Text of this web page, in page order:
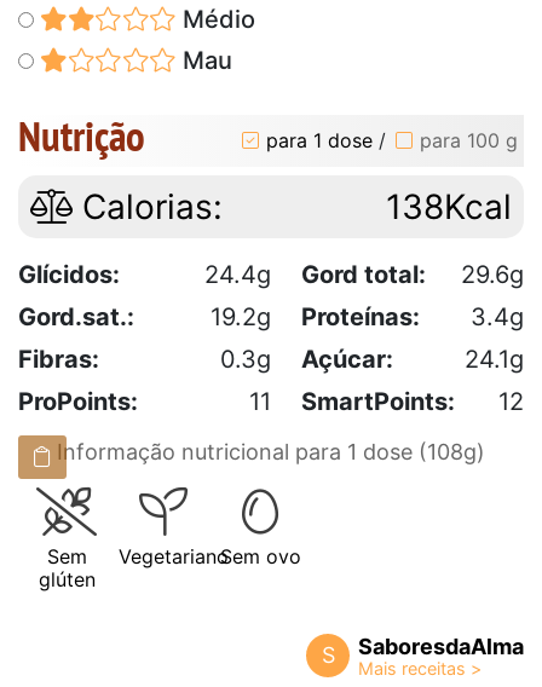
Médio
Mau
Nutrição para 1 dose / para 100 g
Calorias: 138Kcal
Glícidos: 24.4g Gord total:
29.6g
Gord.sat.:
19.2g Proteínas:
3.4g
Fibras:
0.3g Açúcar:
24.1g
ProPoints:
11 SmartPoints: 12
Informação nutricional para 1 dose (108g)
Sem
glúten
VegetarianoSem ovo
S SaboresdaAlma